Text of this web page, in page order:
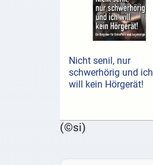
Nicht senil, nur
schwerhörig und ich
will kein Hörgerät!
(©si)